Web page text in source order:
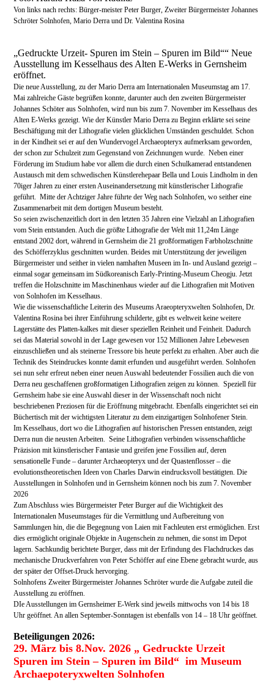
Von links nach rechts: Bürger-meister Peter Burger, Zweiter Bürgermeister Johannes
Schröter Solnhofen, Mario Derra und Dr. Valentina Rosina
„Gedruckte Urzeit- Spuren im Stein – Spuren im Bild““ Neue
Ausstellung im Kesselhaus des Alten E-Werks in Gernsheim
eröffnet.
Die neue Ausstellung, zu der Mario Derra am Internationalen Museumstag am 17.
Mai zahlreiche Gäste begrüßen konnte, darunter auch den zweiten Bürgermeister
Johannes Schöter aus Solnhofen, wird nun bis zum 7. November im Kesselhaus des
Alten E-Werks gezeigt. Wie der Künstler Mario Derra zu Beginn erklärte sei seine
Beschäftigung mit der Lithografie vielen glücklichen Umständen geschuldet. Schon
in der Kindheit sei er auf den Wundervogel Archaeopteryx aufmerksam geworden,
der schon zur Schulzeit zum Gegenstand von Zeichnungen wurde. Neben einer
Förderung im Studium habe vor allem die durch einen Schulkamerad entstandenen
Austausch mit dem schwedischen Künstlerehepaar Bella und Louis Lindholm in den
70iger Jahren zu einer ersten Auseinandersetzung mit künstlerischer Lithografie
geführt. Mitte der Achtziger Jahre führte der Weg nach Solnhofen, wo seither eine
Zusammenarbeit mit dem dortigen Museum besteht.
So seien zwischenzeitlich dort in den letzten 35 Jahren eine Vielzahl an Lithografien
vom Stein entstanden. Auch die größte Lithografie der Welt mit 11,24m Länge
entstand 2002 dort, während in Gernsheim die 21 großformatigen Farbholzschnitte
des Schöfferzyklus geschnitten wurden. Beides mit Unterstützung der jeweiligen
Bürgermeister und seither in vielen namhaften Museen im In- und Ausland gezeigt –
einmal sogar gemeinsam im Südkoreanisch Early-Printing-Museum Cheogju. Jetzt
treffen die Holzschnitte im Maschinenhaus wieder auf die Lithografien mit Motiven
von Solnhofen im Kesselhaus.
Wie die wissenschaftliche Leiterin des Museums Araeopteryxwelten Solnhofen, Dr.
Valentina Rosina bei ihrer Einführung schilderte, gibt es weltweit keine weitere
Lagerstätte des Platten-kalkes mit dieser speziellen Reinheit und Feinheit. Dadurch
sei das Material sowohl in der Lage gewesen vor 152 Millionen Jahre Lebewesen
einzuschließen und als steinerne Tressore bis heute perfekt zu erhalten. Aber auch die
Technik des Steindruckes konnte damit erfunden und ausgeführt werden. Solnhofen
sei nun sehr erfreut neben einer neuen Auswahl bedeutender Fossilien auch die von
Derra neu geschaffenen großformatigen Lithografien zeigen zu können. Speziell für
Gernsheim habe sie eine Auswahl dieser in der Wissenschaft noch nicht
beschriebenen Preziosen für die Eröffnung mitgebracht. Ebenfalls eingerichtet sei ein
Büchertisch mit der wichtigsten Literatur zu dem einzigartigen Solnhofener Stein.
Im Kesselhaus, dort wo die Lithografien auf historischen Pressen entstanden, zeigt
Derra nun die neusten Arbeiten. Seine Lithografien verbinden wissenschaftliche
Präzision mit künstlerischer Fantasie und greifen jene Fossilien auf, deren
sensationelle Funde – darunter Archaeopteryx und der Quastenflosser – die
evolutionstheoretischen Ideen von Charles Darwin eindrucksvoll bestätigten. Die
Ausstellungen in Solnhofen und in Gernsheim können noch bis zum 7. November
2026
Zum Abschluss wies Bürgermeister Peter Burger auf die Wichtigkeit des
Internationalen Museumstages für die Vermittlung und Aufbereitung von
Sammlungen hin, die die Begegnung von Laien mit Fachleuten erst ermöglichen. Erst
dies ermöglicht originale Objekte in Augenschein zu nehmen, die sonst im Depot
lagern. Sachkundig berichtete Burger, dass mit der Erfindung des Flachdruckes das
mechanische Druckverfahren von Peter Schöffer auf eine Ebene gebracht wurde, aus
der später der Offset-Druck hervorging.
Solnhofens Zweiter Bürgermeister Johannes Schröter wurde die Aufgabe zuteil die
Ausstellung zu eröffnen.
DIe Ausstellungen im Gernsheimer E-Werk sind jeweils mittwochs von 14 bis 18
Uhr geöffnet. An allen September-Sonntagen ist ebenfalls von 14 – 18 Uhr geöffnet.
Beteiligungen 2026:
29. März bis 8.Nov. 2026 „ Gedruckte Urzeit
Spuren im Stein – Spuren im Bild“ imMuseum
Archaepoteryxwelten Solnhofen